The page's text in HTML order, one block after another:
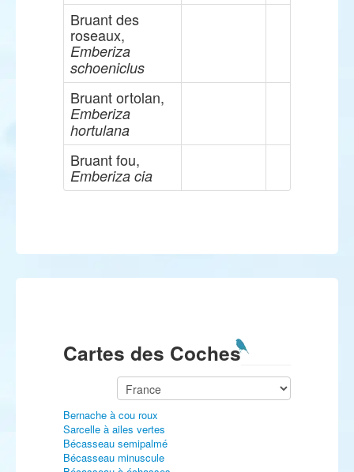
Bruant des
roseaux,
Emberiza
schoeniclus
Bruant ortolan,
Emberiza
hortulana
Bruant fou,
Emberiza cia
Cartes des Coches
Bernache à cou roux
Sarcelle à ailes vertes
Bécasseau semipalmé
Bécasseau minuscule